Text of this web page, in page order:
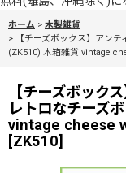
ホーム > 木製雑貨
>
【チーズボックス】アン
(ZK510) 木箱雑貨 vintage
【チーズボック
レトロなチーズ
vintage cheese
[ZK510]